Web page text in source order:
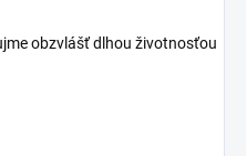
obzvlášť dlhou životnosťou